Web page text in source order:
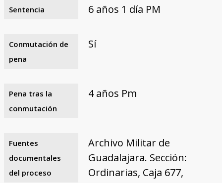
Sentencia 6 años 1 día PM
Conmutación de
pena
Sí
Pena tras la
conmutación
4 años Pm
Fuentes
documentales
del proceso
Archivo Militar de
Guadalajara. Sección:
Ordinarias, Caja 677,